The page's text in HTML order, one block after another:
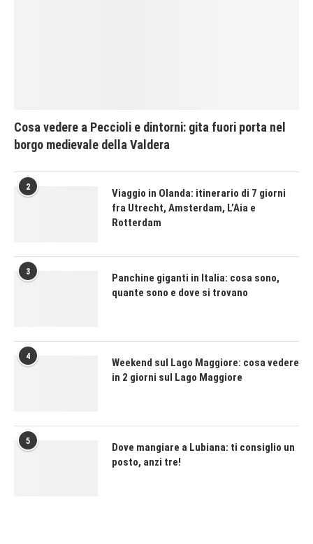
Cosa vedere a Peccioli e dintorni: gita fuori porta nel
borgo medievale della Valdera
2
Viaggio in Olanda: itinerario di 7 giorni
fra Utrecht, Amsterdam, L’Aia e
Rotterdam
3
Panchine giganti in Italia: cosa sono,
quante sono e dove si trovano
4
Weekend sul Lago Maggiore: cosa vedere
in 2 giorni sul Lago Maggiore
5
Dove mangiare a Lubiana: ti consiglio un
posto, anzi tre!